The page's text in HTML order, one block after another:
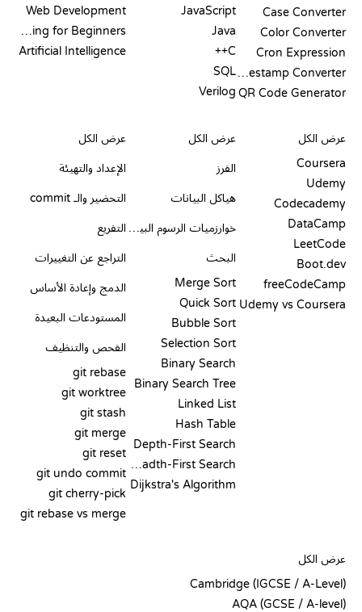
Case Converter
Color Converter
Cron Expression
Timestamp Converter
QR Code Generator
JavaScript
Java
C++
SQL
Verilog
Web Development
Coding for Beginners
Artificial Intelligence
عرض الكل
Coursera
Udemy
Codecademy
DataCamp
LeetCode
Boot.dev
freeCodeCamp
Udemy vs Coursera
عرض الكل
الفرز
هياكل البيانات
خوارزميات الرسوم البيانية
البحث
Merge Sort
Quick Sort
Bubble Sort
Selection Sort
Binary Search
Binary Search Tree
Linked List
Hash Table
Depth-First Search
Breadth-First Search
Dijkstra's Algorithm
عرض الكل
الإعداد والتهيئة
التحضير والـ commit
التفريع
التراجع عن التغييرات
الدمج وإعادة الأساس
المستودعات البعيدة
الفحص والتنظيف
git rebase
git worktree
git stash
git merge
git reset
git undo commit
git cherry-pick
git rebase vs merge
عرض الكل
Cambridge (IGCSE / A-Level)
AQA (GCSE / A-level)